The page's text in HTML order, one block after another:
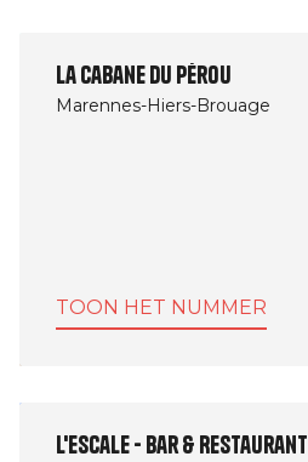
La Cabane du Pérou
Marennes-Hiers-Brouage
TOON HET NUMMER
L'Escale - Bar & Restaurant